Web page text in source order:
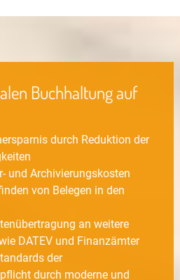
Buchhaltung auf
durch Reduktion der
und Archivierungskosten
von Belegen in den
an weitere
DATEV und Finanzämter
der
durch moderne und